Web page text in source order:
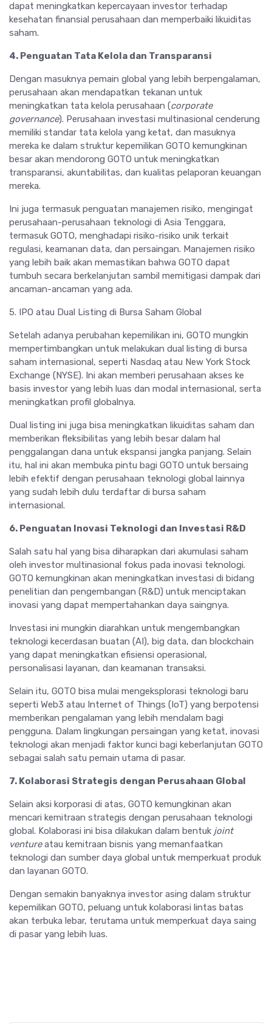
dapat meningkatkan kepercayaan investor terhadap
kesehatan finansial perusahaan dan memperbaiki likuiditas
saham.
4. Penguatan Tata Kelola dan Transparansi
Dengan masuknya pemain global yang lebih berpengalaman,
perusahaan akan mendapatkan tekanan untuk
meningkatkan tata kelola perusahaan (corporate
governance). Perusahaan investasi multinasional cenderung
memiliki standar tata kelola yang ketat, dan masuknya
mereka ke dalam struktur kepemilikan GOTO kemungkinan
besar akan mendorong GOTO untuk meningkatkan
transparansi, akuntabilitas, dan kualitas pelaporan keuangan
mereka.
Ini juga termasuk penguatan manajemen risiko, mengingat
perusahaan-perusahaan teknologi di Asia Tenggara,
termasuk GOTO, menghadapi risiko-risiko unik terkait
regulasi, keamanan data, dan persaingan. Manajemen risiko
yang lebih baik akan memastikan bahwa GOTO dapat
tumbuh secara berkelanjutan sambil memitigasi dampak dari
ancaman-ancaman yang ada.
5. IPO atau Dual Listing di Bursa Saham Global
Setelah adanya perubahan kepemilikan ini, GOTO mungkin
mempertimbangkan untuk melakukan dual listing di bursa
saham internasional, seperti Nasdaq atau New York Stock
Exchange (NYSE). Ini akan memberi perusahaan akses ke
basis investor yang lebih luas dan modal internasional, serta
meningkatkan profil globalnya.
Dual listing ini juga bisa meningkatkan likuiditas saham dan
memberikan fleksibilitas yang lebih besar dalam hal
penggalangan dana untuk ekspansi jangka panjang. Selain
itu, hal ini akan membuka pintu bagi GOTO untuk bersaing
lebih efektif dengan perusahaan teknologi global lainnya
yang sudah lebih dulu terdaftar di bursa saham
internasional.
6. Penguatan Inovasi Teknologi dan Investasi R&D
Salah satu hal yang bisa diharapkan dari akumulasi saham
oleh investor multinasional fokus pada inovasi teknologi.
GOTO kemungkinan akan meningkatkan investasi di bidang
penelitian dan pengembangan (R&D) untuk menciptakan
inovasi yang dapat mempertahankan daya saingnya.
Investasi ini mungkin diarahkan untuk mengembangkan
teknologi kecerdasan buatan (AI), big data, dan blockchain
yang dapat meningkatkan efisiensi operasional,
personalisasi layanan, dan keamanan transaksi.
Selain itu, GOTO bisa mulai mengeksplorasi teknologi baru
seperti Web3 atau Internet of Things (IoT) yang berpotensi
memberikan pengalaman yang lebih mendalam bagi
pengguna. Dalam lingkungan persaingan yang ketat, inovasi
teknologi akan menjadi faktor kunci bagi keberlanjutan GOTO
sebagai salah satu pemain utama di pasar.
7. Kolaborasi Strategis dengan Perusahaan Global
Selain aksi korporasi di atas, GOTO kemungkinan akan
mencari kemitraan strategis dengan perusahaan teknologi
global. Kolaborasi ini bisa dilakukan dalam bentuk joint
ventureatau kemitraan bisnis yang memanfaatkan
teknologi dan sumber daya global untuk memperkuat produk
dan layanan GOTO.
Dengan semakin banyaknya investor asing dalam struktur
kepemilikan GOTO, peluang untuk kolaborasi lintas batas
akan terbuka lebar, terutama untuk memperkuat daya saing
di pasar yang lebih luas.